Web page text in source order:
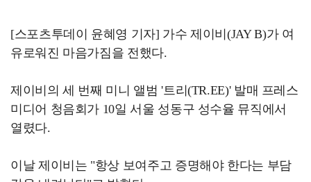
[스포츠투데이 윤혜영 기자] 가수 제이비(JAY B)가 여
유로워진 마음가짐을 전했다.
제이비의 세 번째 미니 앨범 '트리(TR.EE)' 발매 프레스
미디어 청음회가 10일 서울 성동구 성수율 뮤직에서
열렸다.
이날 제이비는 "항상 보여주고 증명해야 한다는 부담